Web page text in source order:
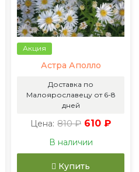
Акция
Астра Аполло
Доставка по
Малоярославецу от 6-8
дней
Цена: 810 ₽ 610 ₽
В наличии
Купить